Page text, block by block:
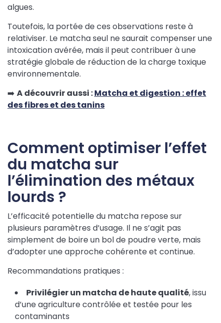
algues.
Toutefois, la portée de ces observations reste à
relativiser. Le matcha seul ne saurait compenser une
intoxication avérée, mais il peut contribuer à une
stratégie globale de réduction de la charge toxique
environnementale.
➡️ A découvrir aussi :Matcha et digestion : effet
des fibres et des tanins
Comment optimiser l’effet
du matcha sur
l’élimination des métaux
lourds ?
L’efficacité potentielle du matcha repose sur
plusieurs paramètres d’usage. Il ne s’agit pas
simplement de boire un bol de poudre verte, mais
d’adopter une approche cohérente et continue.
Recommandations pratiques :
Privilégier un matcha de haute qualité, issu
d’une agriculture contrôlée et testée pour les
contaminants